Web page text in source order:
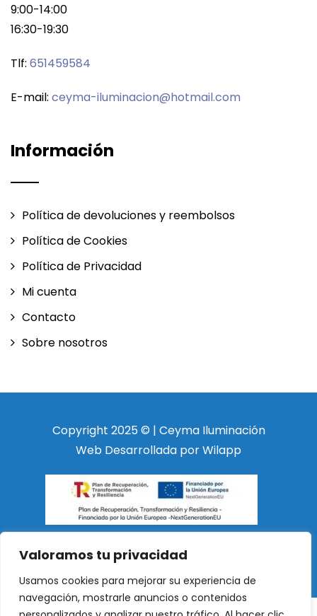
Valoramos tu privacidad
Usamos cookies para mejorar su experiencia de
navegación, mostrarle anuncios o contenidos
9:00-14:00
16:30-19:30
Tlf: 651459584
E-mail: ceyma-iluminacion@hotmail.com
Información
Política de devoluciones y reembolsos
Política de Cookies
Política de Privacidad
Mi cuenta
Contacto
Sobre nosotros
Copyright 2025 © | Ceyma Iluminación
Web Desarrollada por Wilapp